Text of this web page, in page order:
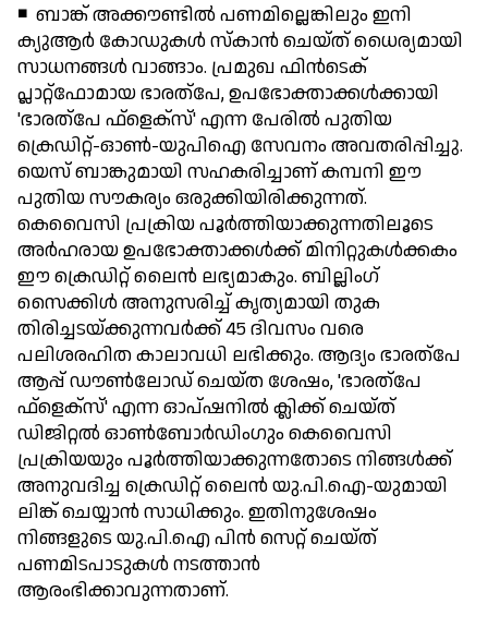
◾ ബാങ്ക് അക്കൗണ്ടില്‍ പണമില്ലെങ്കിലും ഇനി
ക്യുആര്‍ കോഡുകള്‍ സ്‌കാന്‍ ചെയ്ത് ധൈര്യമായി
സാധനങ്ങള്‍ വാങ്ങാം. പ്രമുഖ ഫിന്‍ടെക്
പ്ലാറ്റ്ഫോമായ ഭാരത്പേ, ഉപഭോക്താക്കള്‍ക്കായി
'ഭാരത്പേ ഫ്‌ളെക്‌സ്' എന്ന പേരില്‍ പുതിയ
ക്രെഡിറ്റ്-ഓണ്‍-യുപിഐ സേവനം അവതരിപ്പിച്ചു.
യെസ് ബാങ്കുമായി സഹകരിച്ചാണ് കമ്പനി ഈ
പുതിയ സൗകര്യം ഒരുക്കിയിരിക്കുന്നത്.
കെവൈസി പ്രക്രിയ പൂര്‍ത്തിയാക്കുന്നതിലൂടെ
അര്‍ഹരായ ഉപഭോക്താക്കള്‍ക്ക് മിനിറ്റുകള്‍ക്കകം
ഈ ക്രെഡിറ്റ് ലൈന്‍ ലഭ്യമാകും. ബില്ലിംഗ്
സൈക്കിള്‍ അനുസരിച്ച് കൃത്യമായി തുക
തിരിച്ചടയ്ക്കുന്നവര്‍ക്ക് 45 ദിവസം വരെ
പലിശരഹിത കാലാവധി ലഭിക്കും. ആദ്യം ഭാരത്പേ
ആപ്പ് ഡൗണ്‍ലോഡ് ചെയ്ത ശേഷം, 'ഭാരത്പേ
ഫ്‌ളെക്‌സ്' എന്ന ഓപ്ഷനില്‍ ക്ലിക്ക് ചെയ്ത്
ഡിജിറ്റല്‍ ഓണ്‍ബോര്‍ഡിംഗും കെവൈസി
പ്രക്രിയയും പൂര്‍ത്തിയാക്കുന്നതോടെ നിങ്ങള്‍ക്ക്
അനുവദിച്ച ക്രെഡിറ്റ് ലൈന്‍ യു.പി.ഐ-യുമായി
ലിങ്ക് ചെയ്യാന്‍ സാധിക്കും. ഇതിനുശേഷം
നിങ്ങളുടെ യു.പി.ഐ പിന്‍ സെറ്റ് ചെയ്ത്
പണമിടപാടുകള്‍ നടത്താന്‍
ആരംഭിക്കാവുന്നതാണ്.